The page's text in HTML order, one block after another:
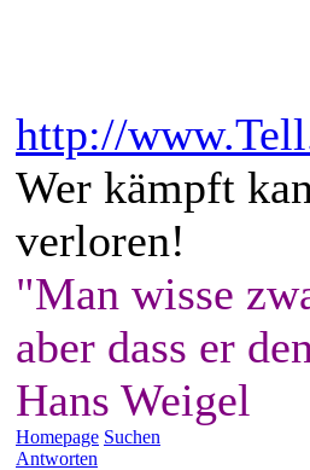
http://
Wer kämpft
verloren!
"Man wisse
aber dass er
Hans Weigel
Homepage Suchen
Antworten